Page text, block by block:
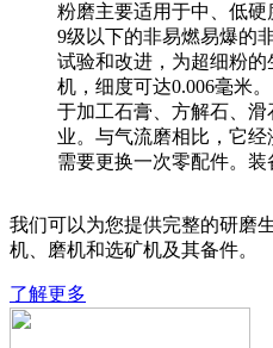
粉磨主要适用于中、低
9级以下的非易燃易爆的
试验和改进，为超细粉
机，细度可达0.006毫米
于加工石膏、方解石、
业。与气流磨相比，它
需要更换一次零配件。装
我们可以为您提供完整的研磨
机、磨机和选矿机及其备件。
了解更多